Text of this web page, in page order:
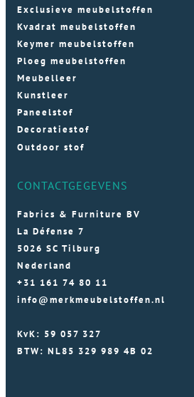
Exclusieve meubelstoffen
Kvadrat meubelstoffen
Keymer meubelstoffen
Ploeg meubelstoffen
Meubelleer
Kunstleer
Paneelstof
Decoratiestof
Outdoor stof
CONTACTGEGEVENS
Fabrics & Furniture BV
La Défense 7
5026 SC Tilburg
Nederland
+31 161 74 80 11
info@merkmeubelstoffen.nl
KvK: 59 057 327
BTW: NL85 329 989 4B 02